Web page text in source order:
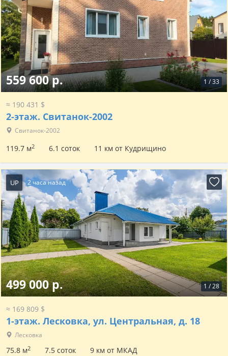
1 /33
559 600 р.
≈ 190 431 $
2-этаж. Свитанок-2002
Свитанок-2002
119.7 м2 6.1 соток 11 км от Кудрищино
UP 2 часа назад
1 /28
499 000 р.
≈ 169 809 $
1-этаж. Лесковка, ул. Центральная, д. 18
Лесковка
75.8 м2 7.5 соток 9 км от МКАД